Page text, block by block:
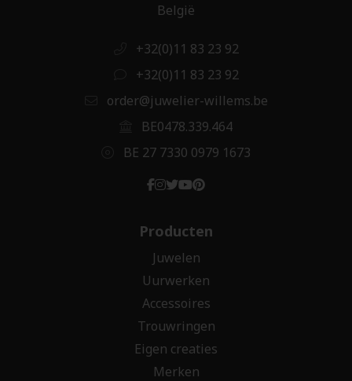
België
+32(0)11 83 23 92
+32(0)11 83 23 92
order@juwelier-willems.be
BE0478.339.464
BE 27 7330 0979 1673
Producten
Juwelen
Uurwerken
Accessoires
Trouwringen
Eigen creaties
Merken